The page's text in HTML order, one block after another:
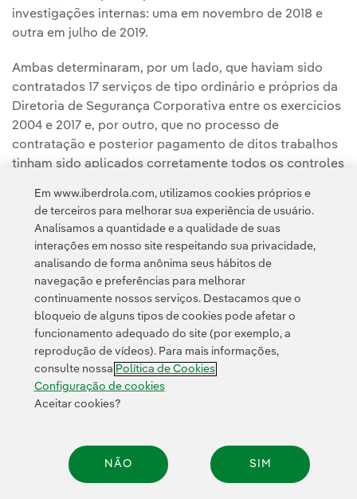
investigações internas: uma em novembro de 2018 e
outra em julho de 2019.
Ambas determinaram, por um lado, que haviam sido
contratados 17 serviços de tipo ordinário e próprios da
Diretoria de Segurança Corporativa entre os exercícios
2004 e 2017 e, por outro, que no processo de
contratação e posterior pagamento de ditos trabalhos
tinham sido aplicados corretamente todos os controles
Contato Clientes Política de Privacidade Informação legal
Transparência no uso da IA Política de cookies Configuração de cookies
Acessibilidade Canal de denúncias
© 2026 Iberdrola, S.A. Todos os direitos reservados.
Em www.iberdrola.com, utilizamos cookies próprios e
de terceiros para melhorar sua experiência de usuário.
Analisamos a quantidade e a qualidade de suas
interações em nosso site respeitando sua privacidade,
analisando de forma anônima seus hábitos de
navegação e preferências para melhorar
continuamente nossos serviços. Destacamos que o
bloqueio de alguns tipos de cookies pode afetar o
funcionamento adequado do site (por exemplo, a
reprodução de vídeos). Para mais informações,
consulte nossa Política de Cookies
Configuração de cookies
Aceitar cookies?
NÃO SIM